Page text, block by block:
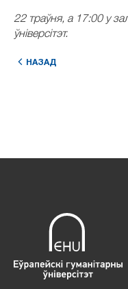
22 траўня, а 17:00 у
ўніверсітэт.
НАЗАД